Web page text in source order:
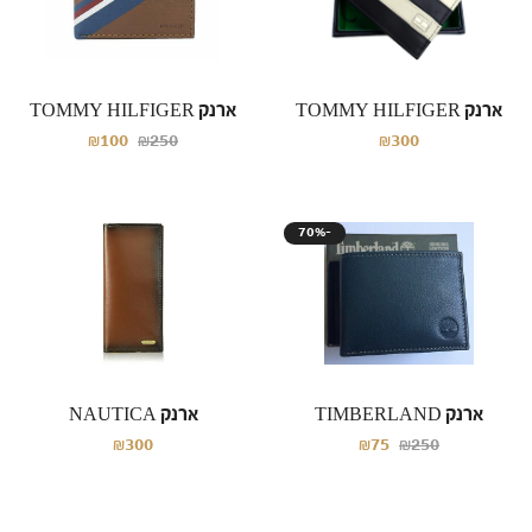
ארנק TOMMY HILFIGER
₪100 ₪250
ארנק TOMMY HILFIGER
₪300
ארנק NAUTICA
₪300
70%-
ארנק TIMBERLAND
₪75 ₪250